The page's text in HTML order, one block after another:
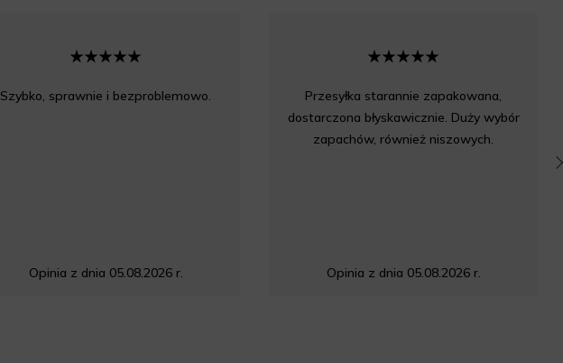
Szybko, sprawnie i bezproblemowo.
Opinia z dnia 05.08.2026 r.
Przesyłka starannie zapakowana,
dostarczona błyskawicznie. Duży wybór
zapachów, również niszowych.
Opinia z dnia 05.08.2026 r.